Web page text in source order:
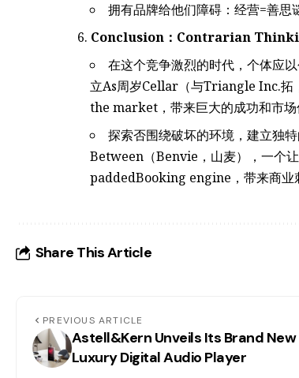
拥有品牌给他们障碍：经营=善思
Conclusion：Contrarian
在这个竞争激烈的时代，个体应
立As周岁Cellar（与Triangle Inc.拓
the market，带来巨大的成功和市场
探索否围绕破坏的环境，建立独
Between（Benvie，山麦），一个
paddedBooking engine，带来商业
Share This Article
PREVIOUS ARTICLE
Astell&Kern Unveils Its Brand New
Luxury Digital Audio Player